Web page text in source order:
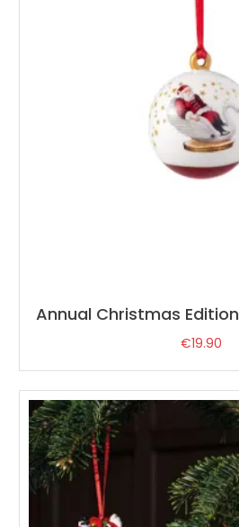
Annual Christmas
€19.90